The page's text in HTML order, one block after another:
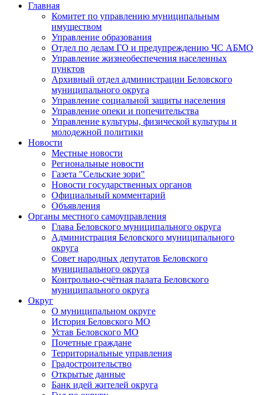
Главная
Комитет по управлению муниципальным
имуществом
Управление образования
Отдел по делам ГО и предупреждению ЧС АБМО
Управление жизнеобеспечения населенных
пунктов
Архивный отдел администрации Беловского
муниципального округа
Управление социальной защиты населения
Управление опеки и попечительства
Управление культуры, физической культуры и
молодежной политики
Новости
Местные новости
Региональные новости
Газета "Сельские зори"
Новости государственных органов
Официальный комментарий
Объявления
Органы местного самоуправления
Глава Беловского муниципального округа
Администрация Беловского муниципального
округа
Совет народных депутатов Беловского
муниципального округа
Контрольно-счётная палата Беловского
муниципального округа
Округ
О муниципальном округе
История Беловского МО
Устав Беловского МО
Почетные граждане
Территориальные управления
Градостроительство
Открытые данные
Банк идей жителей округа